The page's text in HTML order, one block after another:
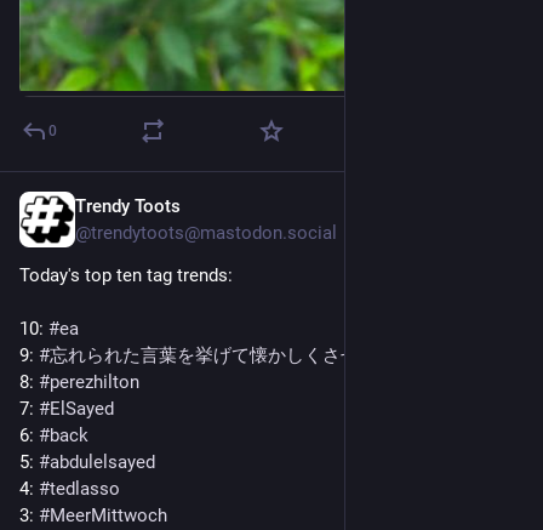
0
Trendy Toots
@trendytoots@mastodon.social
Today's top ten tag trends:
10: #ea
9: #忘れられた言葉を挙げて懐かしくさせた人が優勝
8: #perezhilton
7: #ElSayed
6: #back
5: #abdulelsayed
4: #tedlasso
3: #MeerMittwoch